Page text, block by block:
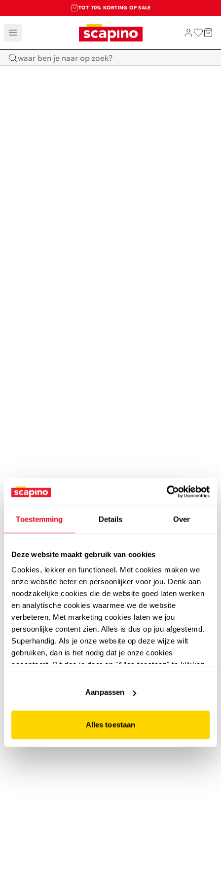
Toestemming Details Over
Deze website maakt gebruik van cookies
Cookies, lekker en functioneel. Met cookies maken we
onze website beter en persoonlijker voor jou. Denk aan
noodzakelijke cookies die de website goed laten werken
en analytische cookies waarmee we de website
verbeteren. Met marketing cookies laten we jou
persoonlijke content zien. Alles is dus op jou afgestemd.
Superhandig. Als je onze website op deze wijze wilt
gebruiken, dan is het nodig dat je onze cookies
accepteert. Dit doe je door op "Alles toestaan" te klikken.
website niet optimaal functioneert.
Aanpassen
Alles toestaan
TOT 70% KORTING OP SALE
SALE: LAATSTE KANS!
SHOP NIEUW
Home